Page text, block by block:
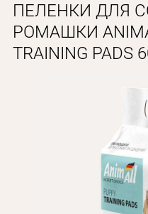
НАШЕ
О
ПЕЛЕНКИ ДЛЯ
РОМАШКИ
TRAINING PADS